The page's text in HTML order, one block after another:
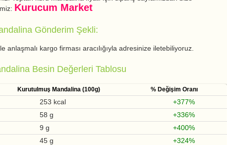
Kurucum Market
Gönderim Şekli:
kargo firması aracılığıyla adresinize iletebiliyoruz.
Besin Değerleri Tablosu
Kurutulmuş Mandalina (100g) % Değişim Oranı
253 kcal
+377%
58 g
+336%
9 g
+400%
45 g
+324%